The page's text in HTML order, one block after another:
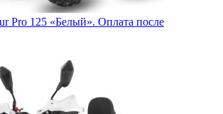
Pro 125 «Белый». Оплата после